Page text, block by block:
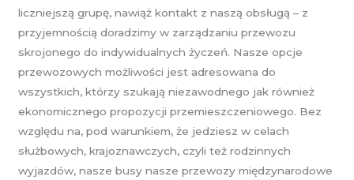
liczniejszą grupę, nawiąż kontakt z naszą obsługą – z
przyjemnością doradzimy w zarządzaniu przewozu
skrojonego do indywidualnych życzeń. Nasze opcje
przewozowych możliwości jest adresowana do
wszystkich, którzy szukają niezawodnego jak również
ekonomicznego propozycji przemieszczeniowego. Bez
względu na, pod warunkiem, że jedziesz w celach
służbowych, krajoznawczych, czyli też rodzinnych
wyjazdów, nasze busy nasze przewozy międzynarodowe